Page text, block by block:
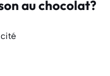
au chocolat?